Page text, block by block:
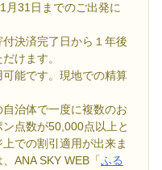
月31日までのご出発に
決済完了日から１年後
けます。
能です。現地での精算
治体で一度に複数のお
点数が50,000点以上と
での割引適用が出来ま
ANA SKY WEB「ふる